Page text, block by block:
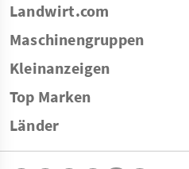
Landwirt.com
Maschinengruppen
Kleinanzeigen
Top Marken
Länder